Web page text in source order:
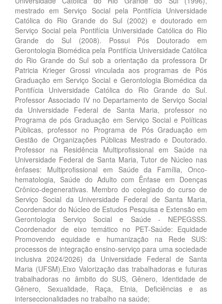
mestrado em Serviço Social pela Pontifícia Universidade
Católica do Rio Grande do Sul (2002) e doutorado em
Serviço Social pela Pontifícia Universidade Católica do Rio
Grande do Sul (2008). Possui Pós Doutorado em
Gerontologia Biomédica pela Pontifícia Universidade Católica
do Rio Grande do Sul sob a orientação da professora Dr
Patricia Krieger Grossi vinculada aos programas de Pós
Graduação em Serviço Social e Gerontologia Biomédica da
Pontifícia Universidade Católica do Rio Grande do Sul.
Professor Associado IV no Departamento de Serviço Social
da Universidade Federal de Santa Maria, professor no
Programa de pós Graduação em Serviço Social e Políticas
Públicas, professor no Programa de Pós Graduação em
Gestão de Organizações Públicas Mestrado e Doutorado.
Professor na Residência Multiprofissional em Saúde na
Universidade Federal de Santa Maria, Tutor de Núcleo nas
ênfases: Multiprofissional em Saúde da Família, Onco-
hematologia, Saúde do Adulto com Ênfase em Doenças
Crônico-degenerativas. Membro do colegiado do curso de
Serviço Social da Universidade Federal de Santa Maria,
Coordenador do Núcleo de Estudos Pesquisa e Extensão em
Gerontologia Serviço Social e Saúde - NEPEGSSS.
Coordenador de eixo temático no PET-Saúde: Equidade
Promovendo equidade e humanização na Rede SUS:
processos de integração ensino-serviço para uma sociedade
inclusiva 2024/2026) da Universidade Federal de Santa
Maria (UFSM).Eixo Valorização das trabalhadoras e futuras
trabalhadoras no âmbito do SUS, Gênero, Identidade de
Gênero, Sexualidade, Raça, Etnia, Deficiências e as
interseccionalidades no trabalho na saúde;